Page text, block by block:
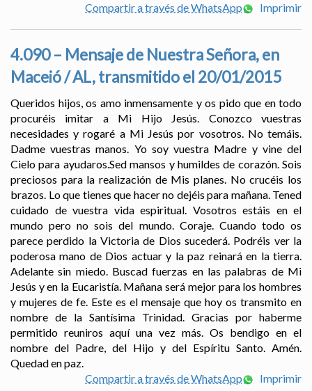
Compartir a través de WhatsApp
Imprimir
4.090 – Mensaje de Nuestra Señora, en
Maceió / AL, transmitido el 20/01/2015
Queridos hijos, os amo inmensamente y os pido que en todo
procuréis imitar a Mi Hijo Jesús. Conozco vuestras
necesidades y rogaré a Mi Jesús por vosotros. No temáis.
Dadme vuestras manos. Yo soy vuestra Madre y vine del
Cielo para ayudaros.Sed mansos y humildes de corazón. Sois
preciosos para la realización de Mis planes. No crucéis los
brazos. Lo que tienes que hacer no dejéis para mañana. Tened
cuidado de vuestra vida espiritual. Vosotros estáis en el
mundo pero no sois del mundo. Coraje. Cuando todo os
parece perdido la Victoria de Dios sucederá. Podréis ver la
poderosa mano de Dios actuar y la paz reinará en la tierra.
Adelante sin miedo. Buscad fuerzas en las palabras de Mi
Jesús y en la Eucaristía. Mañana será mejor para los hombres
y mujeres de fe. Este es el mensaje que hoy os transmito en
nombre de la Santísima Trinidad. Gracias por haberme
permitido reuniros aquí una vez más. Os bendigo en el
nombre del Padre, del Hijo y del Espíritu Santo. Amén.
Quedad en paz.
Compartir a través de WhatsApp
Imprimir